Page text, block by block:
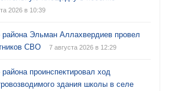
2026 в 10:39
района Эльман Аллахвердиев провел
СВО
7 августа 2026 в 12:29
района проинспектировал ход
здания школы в селе